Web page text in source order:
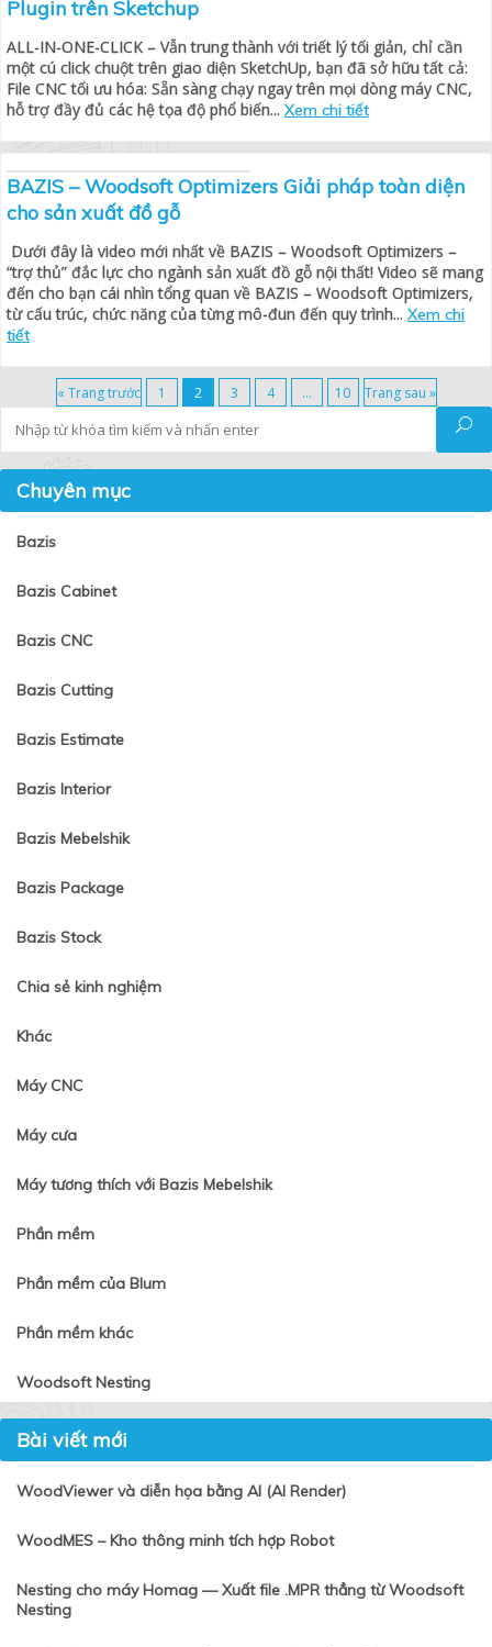
Plugin trên Sketchup
ALL-IN-ONE-CLICK – Vẫn trung thành với triết lý tối giản, chỉ cần
một cú click chuột trên giao diện SketchUp, bạn đã sở hữu tất cả:
File CNC tối ưu hóa: Sẵn sàng chạy ngay trên mọi dòng máy CNC,
hỗ trợ đầy đủ các hệ tọa độ phổ biến... Xem chi tiết
BAZIS – Woodsoft Optimizers Giải pháp toàn diện
cho sản xuất đồ gỗ
Dưới đây là video mới nhất về BAZIS – Woodsoft Optimizers –
“trợ thủ” đắc lực cho ngành sản xuất đồ gỗ nội thất! Video sẽ mang
đến cho bạn cái nhìn tổng quan về BAZIS – Woodsoft Optimizers,
từ cấu trúc, chức năng của từng mô-đun đến quy trình... Xem chi
tiết
« Trang trước 1 2 3 4 … 10 Trang sau »
Chuyên mục
Bazis
Bazis Cabinet
Bazis CNC
Bazis Cutting
Bazis Estimate
Bazis Interior
Bazis Mebelshik
Bazis Package
Bazis Stock
Chia sẻ kinh nghiệm
Khác
Máy CNC
Máy cưa
Máy tương thích với Bazis Mebelshik
Phần mềm
Phần mềm của Blum
Phần mềm khác
Woodsoft Nesting
Bài viết mới
WoodViewer và diễn họa bằng AI (AI Render)
WoodMES – Kho thông minh tích hợp Robot
Nesting cho máy Homag — Xuất file .MPR thẳng từ Woodsoft
Nesting